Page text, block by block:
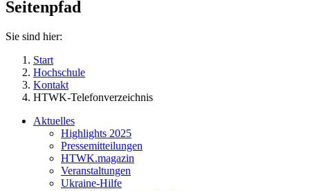
Seitenpfad
Sie sind hier:
Start
Hochschule
Kontakt
HTWK-Telefonverzeichnis
Aktuelles
Highlights 2025
Pressemitteilungen
HTWK.magazin
Veranstaltungen
Ukraine-Hilfe